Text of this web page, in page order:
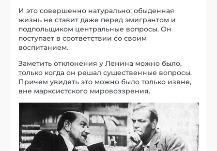
И это совершенно натурально: обыденная
жизнь не ставит даже перед эмигрантом и
подпольщиком центральные вопросы. Он
поступает в соответствии со своим
воспитанием.
Заметить отклонения у Ленина можно было,
только когда он решал существенные вопросы.
Причем увидеть это можно было только извне,
вне марксистского мировоззрения.